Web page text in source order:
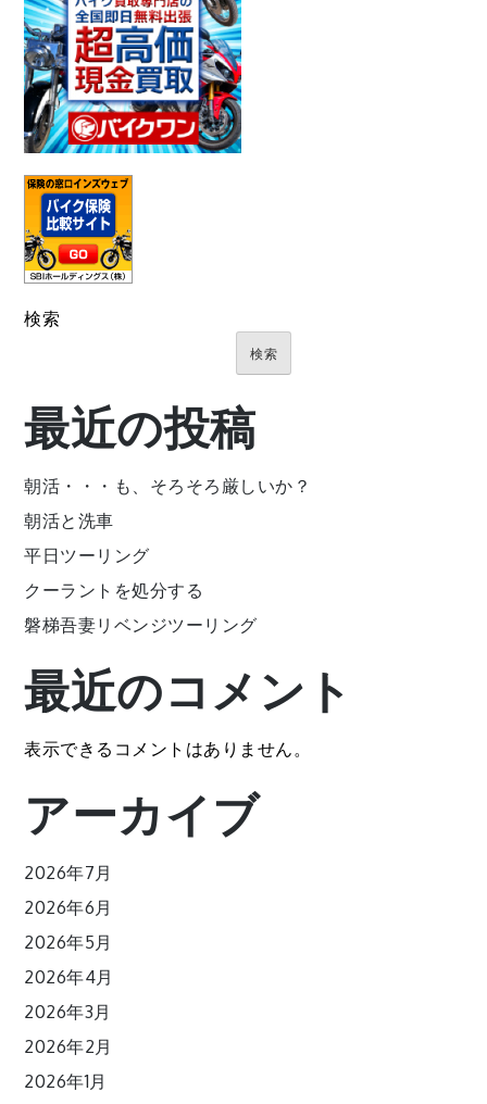
検索
検索
最近の投稿
朝活・・・も、そろそろ厳しいか？
朝活と洗車
平日ツーリング
クーラントを処分する
磐梯吾妻リベンジツーリング
最近のコメント
表示できるコメントはありません。
アーカイブ
2026年7月
2026年6月
2026年5月
2026年4月
2026年3月
2026年2月
2026年1月